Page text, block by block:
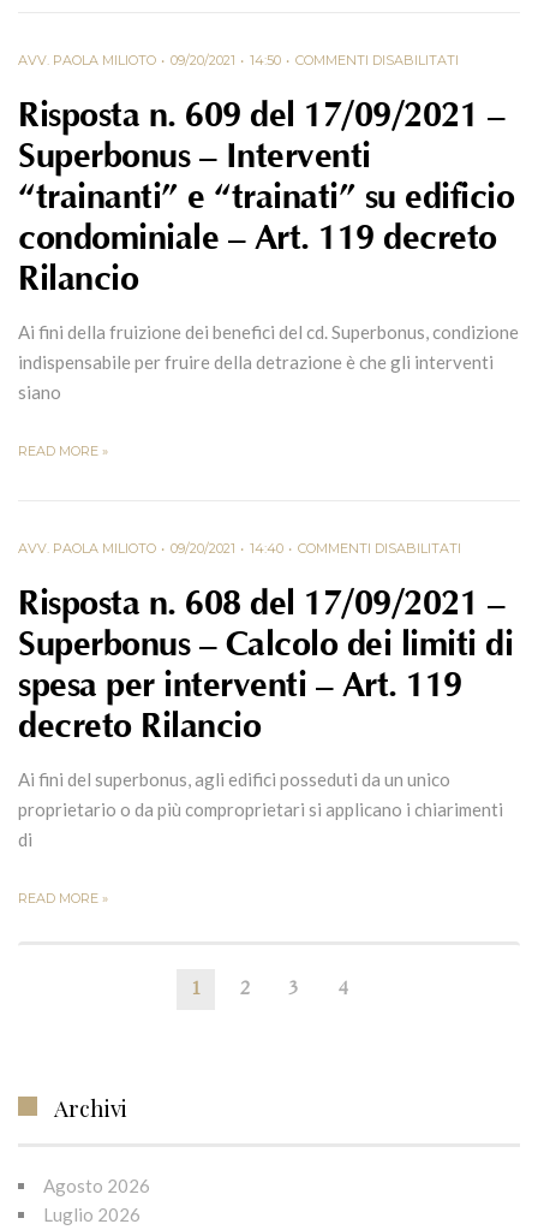
AVV. PAOLA MILIOTO 09/20/2021 14:50 COMMENTI DISABILITATI
Risposta n. 609 del 17/09/2021 –
Superbonus – Interventi
“trainanti” e “trainati” su edificio
condominiale – Art. 119 decreto
Rilancio
Ai fini della fruizione dei benefici del cd. Superbonus, condizione
indispensabile per fruire della detrazione è che gli interventi
siano
READ MORE »
AVV. PAOLA MILIOTO 09/20/2021 14:40 COMMENTI DISABILITATI
Risposta n. 608 del 17/09/2021 –
Superbonus – Calcolo dei limiti di
spesa per interventi – Art. 119
decreto Rilancio
Ai fini del superbonus, agli edifici posseduti da un unico
proprietario o da più comproprietari si applicano i chiarimenti
di
READ MORE »
1 2 3 4
Archivi
Agosto 2026
Luglio 2026